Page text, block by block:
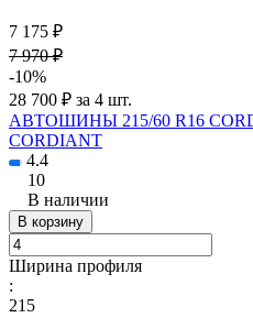
7 175 ₽
7 970 ₽
-10%
28 700 ₽ за 4 шт.
АВТОШИНЫ 215/60 R16
CORDIANT
4.4
10
В наличии
В корзину
Ширина профиля
:
215